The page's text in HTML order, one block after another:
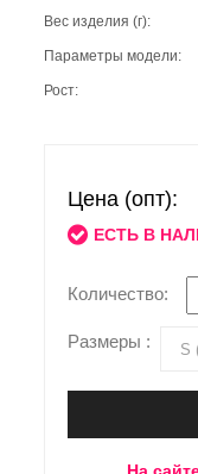
Вес изделия (г):
Параметры модели:
Рост:
Цена (опт):
ЕСТЬ В
Количество:
Размеры :